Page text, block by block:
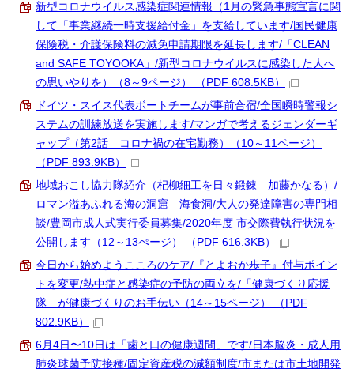
新型コロナウイルス感染症関連情報（1月の緊急事態宣言に関
して「事業継続一時支援給付金」を支給しています/国民健康
保険税・介護保険料の減免申請期限を延長します/「CLEAN
and SAFE TOYOOKA」/新型コロナウイルスに感染した人へ
の思いやりを）（8～9ページ） （PDF 608.5KB）
ドイツ・スイス代表ボートチームが事前合宿/全国瞬時警報シ
ステムの訓練放送を実施します/マンガで考えるジェンダーギ
ャップ（第2話 コロナ禍の在宅勤務）（10～11ページ）
（PDF 893.9KB）
地域おこし協力隊紹介（杞柳細工を日々鍛錬 加藤かなる）/
ロマン溢あふれる海の洞窟 海食洞/大人の発達障害の専門相
談/豊岡市成人式実行委員募集/2020年度 市交際費執行状況を
公開します（12～13ぺージ） （PDF 616.3KB）
今日から始めようこころのケア/『とよおか歩子』付与ポイン
トを変更/熱中症と感染症の予防の両立を/「健康づくり応援
隊」が健康づくりのお手伝い（14～15ページ） （PDF
802.9KB）
6月4日〜10日は「歯と口の健康週間」です/日本脳炎・成人用
肺炎球菌予防接種/固定資産税の減額制度/市または市土地開発